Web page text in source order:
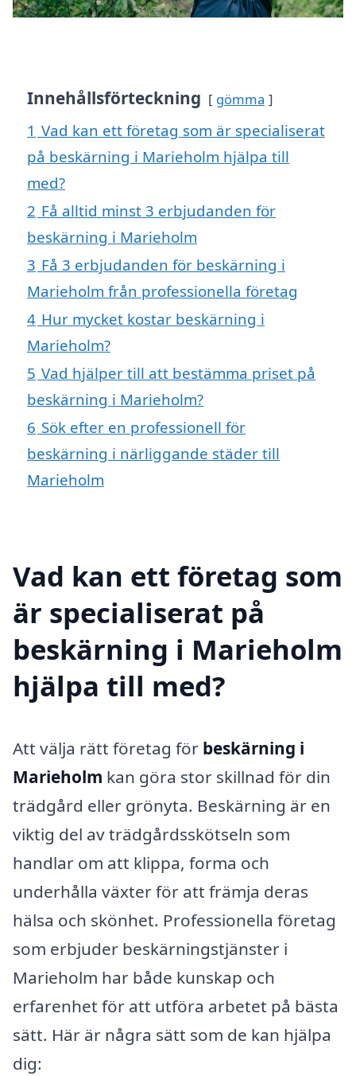
Innehållsförteckning gömma
1 Vad kan ett företag som är specialiserat
på beskärning i Marieholm hjälpa till
med?
2 Få alltid minst 3 erbjudanden för
beskärning i Marieholm
3 Få 3 erbjudanden för beskärning i
Marieholm från professionella företag
4 Hur mycket kostar beskärning i
Marieholm?
5 Vad hjälper till att bestämma priset på
beskärning i Marieholm?
6 Sök efter en professionell för
beskärning i närliggande städer till
Marieholm
Vad kan ett företag som
är specialiserat på
beskärning i Marieholm
hjälpa till med?
Att välja rätt företag för beskärning i
Marieholm kan göra stor skillnad för din
trädgård eller grönyta. Beskärning är en
viktig del av trädgårdsskötseln som
handlar om att klippa, forma och
underhålla växter för att främja deras
hälsa och skönhet. Professionella företag
som erbjuder beskärningstjänster i
Marieholm har både kunskap och
erfarenhet för att utföra arbetet på bästa
sätt. Här är några sätt som de kan hjälpa
dig: